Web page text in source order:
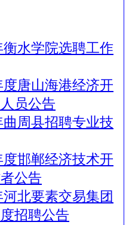
衡水学院选聘工作
度唐山海港经济开
员公告
曲周县招聘专业技
度邯郸经济技术开
公告
河北要素交易集团
招聘公告